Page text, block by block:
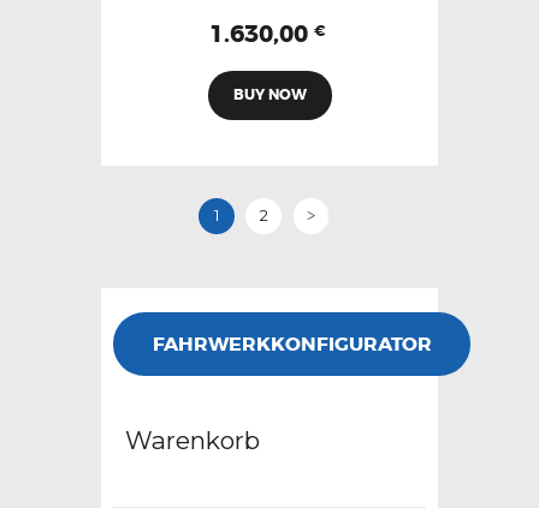
1.630,00 €
BUY NOW
1 2 >
FAHRWERKKONFIGURATOR
Warenkorb